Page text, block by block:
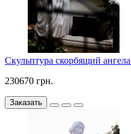
Скульптура скорбящий
230670 грн.
Заказать